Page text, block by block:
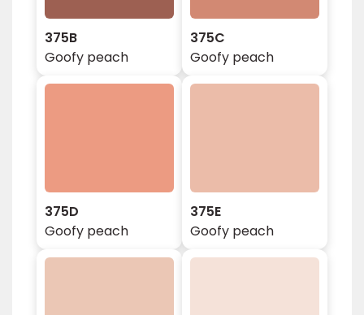
375B
Goofy peach
375C
Goofy peach
375D
Goofy peach
375E
Goofy peach